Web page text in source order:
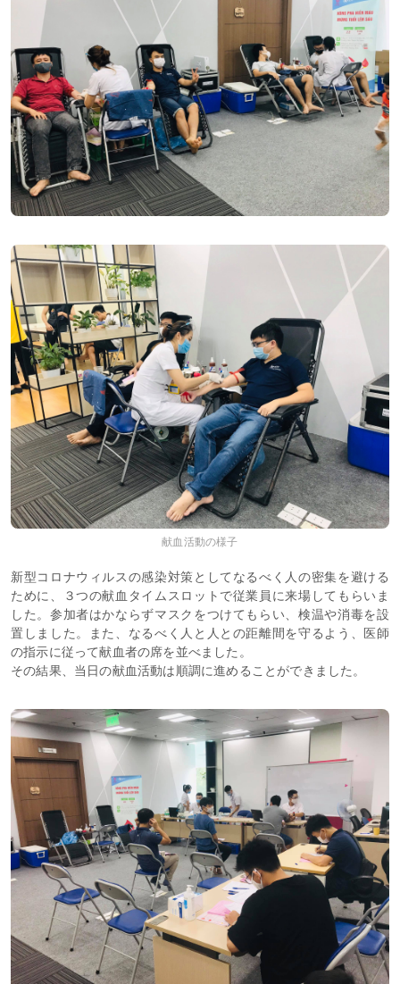
献血活動の様子
新型コロナウィルスの感染対策としてなるべく人の密集を避ける
ために、３つの献血タイムスロットで従業員に来場してもらいま
した。参加者はかならずマスクをつけてもらい、検温や消毒を設
置しました。また、なるべく人と人との距離間を守るよう、医師
の指示に従って献血者の席を並べました。
その結果、当日の献血活動は順調に進めることができました。